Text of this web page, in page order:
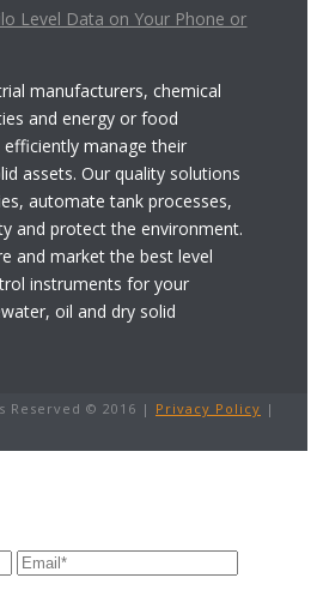
Level Data on Your Phone or
manufacturers, chemical
and energy or food
manage their
assets. Our quality solutions
automate tank processes,
and protect the environment.
and market the best level
instruments for your
oil and dry solid
Reserved © 2016 | Privacy Policy |